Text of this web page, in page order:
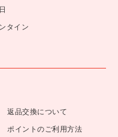
タイン
返品交換について
ポイントのご利用方法